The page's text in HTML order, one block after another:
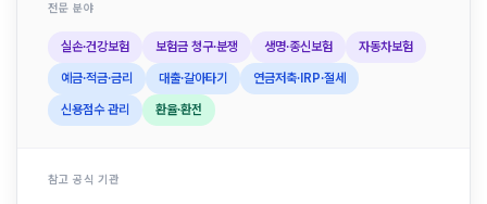
전문 분야
실손·건강보험 보험금 청구·분쟁 생명·종신보험 자동차보험
예금·적금·금리 대출·갈아타기 연금저축·IRP·절세
신용점수 관리 환율·환전
참고 공식 기관